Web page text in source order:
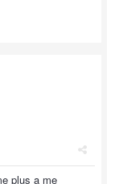
plus a me